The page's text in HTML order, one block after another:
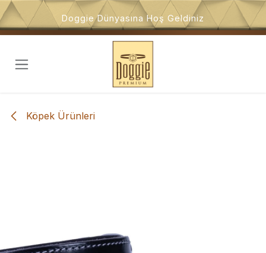
İçeriğe atla
Doggie Dünyasına Hoş Geldiniz
Köpek Ürünleri